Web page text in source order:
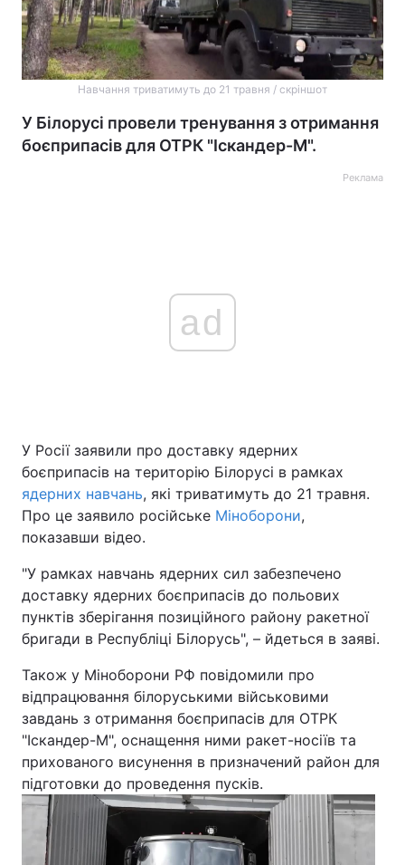
Навчання триватимуть до 21 травня / скріншот
У Білорусі провели тренування з отримання
боєприпасів для ОТРК "Іскандер-М".
Реклама
ad
У Росії заявили про доставку ядерних
боєприпасів на територію Білорусі в рамках
ядерних навчань, які триватимуть до 21 травня.
Про це заявило російське Міноборони,
показавши відео.
"У рамках навчань ядерних сил забезпечено
доставку ядерних боєприпасів до польових
пунктів зберігання позиційного району ракетної
бригади в Республіці Білорусь", – йдеться в заяві.
Також у Міноборони РФ повідомили про
відпрацювання білоруськими військовими
завдань з отримання боєприпасів для ОТРК
"Іскандер-М", оснащення ними ракет-носіїв та
прихованого висунення в призначений район для
підготовки до проведення пусків.